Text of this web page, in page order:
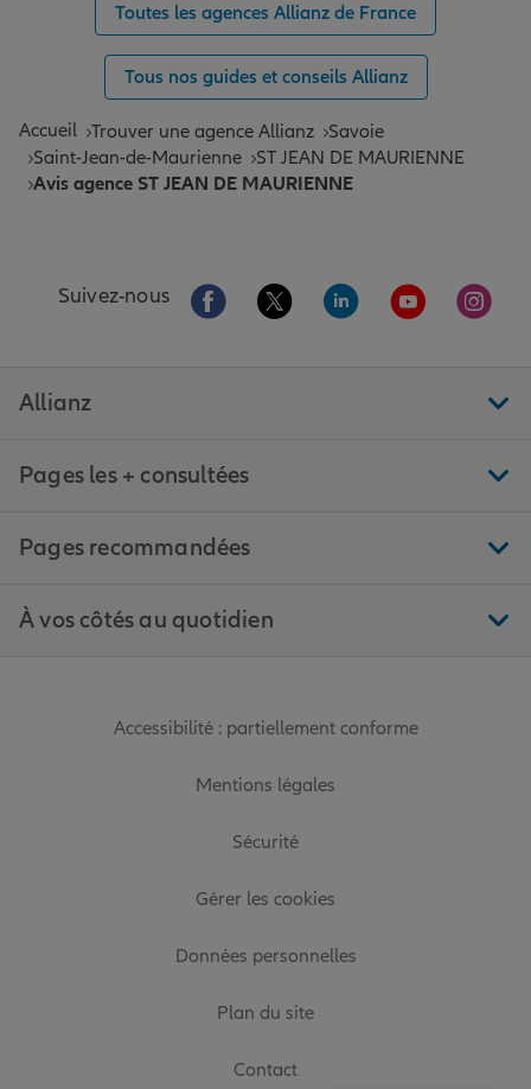
Toutes les agences Allianz de France
Tous nos guides et conseils Allianz
Accueil Trouver une agence Allianz
Savoie
Saint-Jean-de-Maurienne
ST JEAN DE MAURIENNE
Avis agence ST JEAN DE MAURIENNE
Suivez-nous Aller sur la page Facebook de Allianz
Aller sur la page Twitter de
Aller sur la page
Aller sur la
Aller
Allianz
Pages les + consultées
Pages recommandées
À vos côtés au quotidien
Accessibilité : partiellement conforme
Mentions légales
Sécurité
Gérer les cookies
Données personnelles
Plan du site
Contact